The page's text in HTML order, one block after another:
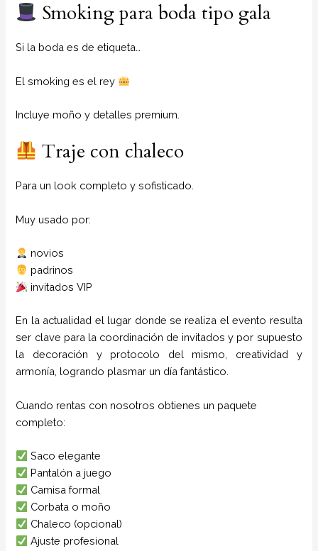
Smoking para boda tipo gala
Si la boda es de etiqueta…
El smoking es el rey
Incluye moño y detalles premium.
Traje con chaleco
Para un look completo y sofisticado.
Muy usado por:
novios
padrinos
invitados VIP
En la actualidad el lugar donde se realiza el evento resulta
ser clave para la coordinación de invitados y por supuesto
la decoración y protocolo del mismo, creatividad y
armonía, logrando plasmar un día fantástico.
Cuando rentas con nosotros obtienes un paquete
completo:
Saco elegante
Pantalón a juego
Camisa formal
Corbata o moño
Chaleco (opcional)
Ajuste profesional